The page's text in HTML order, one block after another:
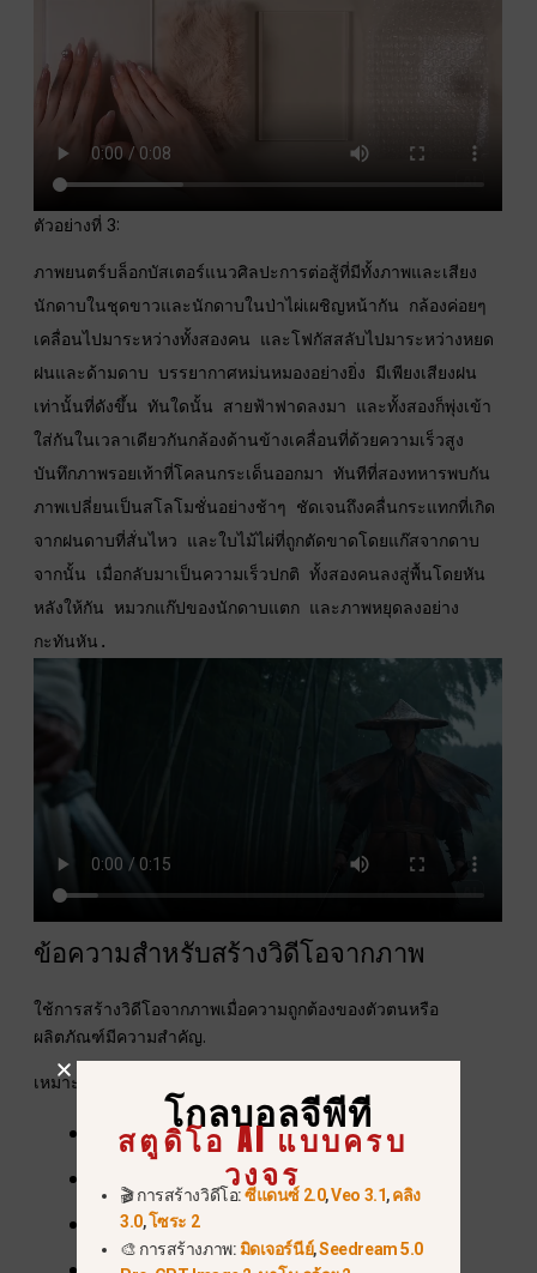
ตัวอย่างที่ 3:
ภาพยนตร์บล็อกบัสเตอร์แนวศิลปะการต่อสู้ที่มีทั้งภาพและเสียง
นักดาบในชุดขาวและนักดาบในป่าไผ่เผชิญหน้ากัน กล้องค่อยๆ
เคลื่อนไปมาระหว่างทั้งสองคน และโฟกัสสลับไปมาระหว่างหยด
ฝนและด้ามดาบ บรรยากาศหม่นหมองอย่างยิ่ง มีเพียงเสียงฝน
เท่านั้นที่ดังขึ้น ทันใดนั้น สายฟ้าฟาดลงมา และทั้งสองก็พุ่งเข้า
ใส่กันในเวลาเดียวกันกล้องด้านข้างเคลื่อนที่ด้วยความเร็วสูง
บันทึกภาพรอยเท้าที่โคลนกระเด็นออกมา ทันทีที่สองทหารพบกัน
ภาพเปลี่ยนเป็นสโลโมชั่นอย่างช้าๆ ชัดเจนถึงคลื่นกระแทกที่เกิด
จากฝนดาบที่สั่นไหว และใบไม้ไผ่ที่ถูกตัดขาดโดยแก๊สจากดาบ
จากนั้น เมื่อกลับมาเป็นความเร็วปกติ ทั้งสองคนลงสู่พื้นโดยหัน
หลังให้กัน หมวกแก๊ปของนักดาบแตก และภาพหยุดลงอย่าง
กะทันหัน.
ข้อความสำหรับสร้างวิดีโอจากภาพ
ใช้การสร้างวิดีโอจากภาพเมื่อความถูกต้องของตัวตนหรือ
ผลิตภัณฑ์มีความสำคัญ.
เหมาะที่สุดสำหรับ:
แอนิเมชันตัวละคร
โฆษณาผลิตภัณฑ์
โลโก้เผยโฉม
โกลบอลจีพีที
สตูดิโอ AI แบบครบ
วงจร
🎬 การสร้างวิดีโอ:ซีแดนซ์ 2.0,Veo 3.1,คลิง
3.0,โซระ 2
🎨 การสร้างภาพ: มิดเจอร์นีย์,Seedream 5.0